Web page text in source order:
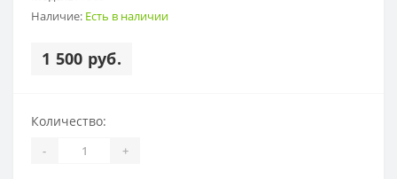
Наличие: Есть в наличии
1 500 руб.
Количество:
- +